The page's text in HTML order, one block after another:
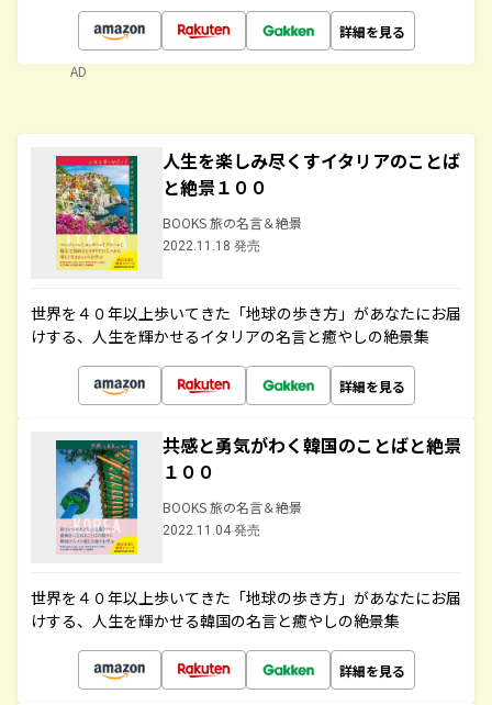
詳細を見る
AD
人生を楽しみ尽くすイタリアのことば
と絶景１００
BOOKS 旅の名言＆絶景
2022.11.18 発売
世界を４０年以上歩いてきた「地球の歩き方」があなたにお届
けする、人生を輝かせるイタリアの名言と癒やしの絶景集
詳細を見る
共感と勇気がわく韓国のことばと絶景
１００
BOOKS 旅の名言＆絶景
2022.11.04 発売
世界を４０年以上歩いてきた「地球の歩き方」があなたにお届
けする、人生を輝かせる韓国の名言と癒やしの絶景集
詳細を見る